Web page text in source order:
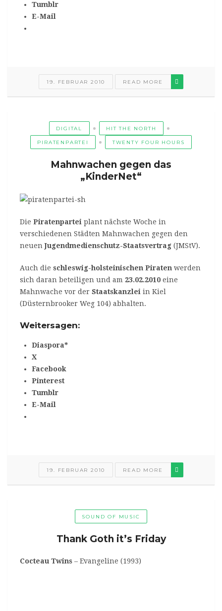
Tumblr
E-Mail
19. FEBRUAR 2010 READ MORE
DIGITAL HIT THE NORTH
PIRATENPARTEI TWENTY FOUR HOURS
Mahnwachen gegen das
„KinderNet“
Die Piratenpartei plant nächste Woche in
verschiedenen Städten Mahnwachen gegen den
neuenJugendmedienschutz-Staatsvertrag (JMStV).
Auch die schleswig-holsteinischen Piraten werden
sich daran beteiligen und am 23.02.2010 eine
Mahnwache vor der Staatskanzlei in Kiel
(Düsternbrooker Weg 104) abhalten.
Weitersagen:
Diaspora*
X
Facebook
Pinterest
Tumblr
E-Mail
19. FEBRUAR 2010 READ MORE
SOUND OF MUSIC
Thank Goth it’s Friday
Cocteau Twins – Evangeline (1993)